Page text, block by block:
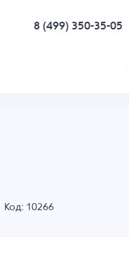
8 (499) 350-35-05
Код: 10266